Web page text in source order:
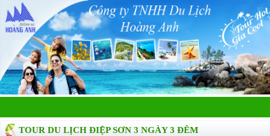
TOUR DU LỊCH ĐIỆP SƠN 3 NGÀY 3 ĐÊM